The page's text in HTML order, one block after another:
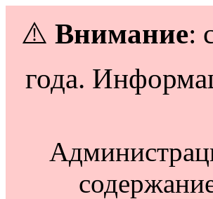
⚠️ Внимание:
года.